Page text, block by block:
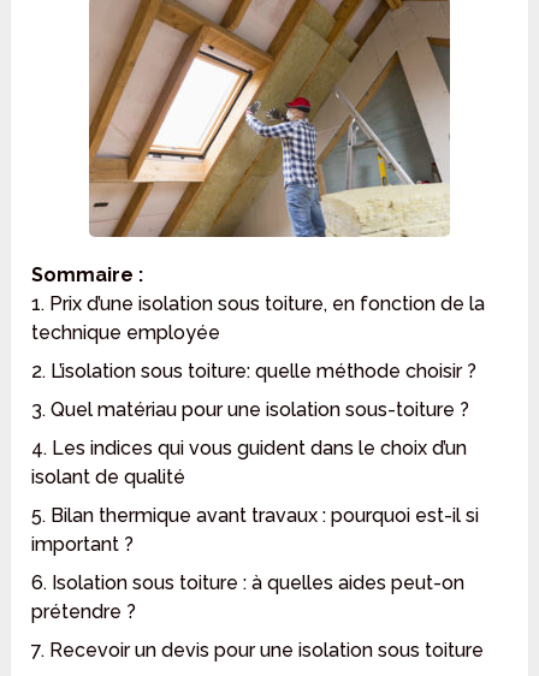
Sommaire :
1. Prix d’une isolation sous toiture, en fonction de la
technique employée
2. L’isolation sous toiture: quelle méthode choisir ?
3. Quel matériau pour une isolation sous-toiture ?
4. Les indices qui vous guident dans le choix d’un
isolant de qualité
5. Bilan thermique avant travaux : pourquoi est-il si
important ?
6. Isolation sous toiture : à quelles aides peut-on
prétendre ?
7. Recevoir un devis pour une isolation sous toiture